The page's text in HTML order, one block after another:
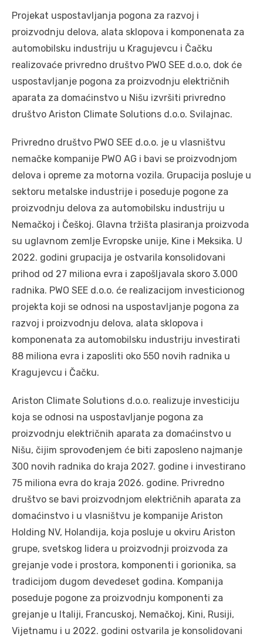
Projekat uspostavljanja pogona za razvoj i
proizvodnju delova, alata sklopova i komponenata za
automobilsku industriju u Kragujevcu i Čačku
realizovaće privredno društvo PWO SEE d.o.o, dok će
uspostavljanje pogona za proizvodnju električnih
aparata za domaćinstvo u Nišu izvršiti privredno
društvo Ariston Climate Solutions d.o.o. Svilajnac.
Privredno društvo PWO SEE d.o.o. je u vlasništvu
nemačke kompanije PWO AG i bavi se proizvodnjom
delova i opreme za motorna vozila. Grupacija posluje u
sektoru metalske industrije i poseduje pogone za
proizvodnju delova za automobilsku industriju u
Nemačkoj i Češkoj. Glavna tržišta plasiranja proizvoda
su uglavnom zemlje Evropske unije, Kine i Meksika. U
2022. godini grupacija je ostvarila konsolidovani
prihod od 27 miliona evra i zapošljavala skoro 3.000
radnika. PWO SEE d.o.o. će realizacijom investicionog
projekta koji se odnosi na uspostavljanje pogona za
razvoj i proizvodnju delova, alata sklopova i
komponenata za automobilsku industriju investirati
88 miliona evra i zaposliti oko 550 novih radnika u
Kragujevcu i Čačku.
Ariston Climate Solutions d.o.o. realizuje investiciju
koja se odnosi na uspostavljanje pogona za
proizvodnju električnih aparata za domaćinstvo u
Nišu, čijim sprovođenjem će biti zaposleno najmanje
300 novih radnika do kraja 2027. godine i investirano
75 miliona evra do kraja 2026. godine. Privredno
društvo se bavi proizvodnjom električnih aparata za
domaćinstvo i u vlasništvu je kompanije Ariston
Holding NV, Holandija, koja posluje u okviru Ariston
grupe, svetskog lidera u proizvodnji proizvoda za
grejanje vode i prostora, komponenti i gorionika, sa
tradicijom dugom devedeset godina. Kompanija
poseduje pogone za proizvodnju komponenti za
grejanje u Italiji, Francuskoj, Nemačkoj, Kini, Rusiji,
Vijetnamu i u 2022. godini ostvarila je konsolidovani